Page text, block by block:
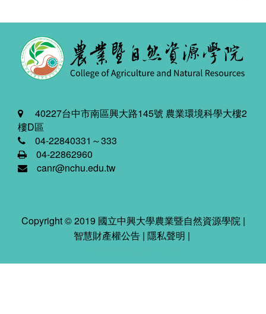
40227台中市南區興大路145號 農業環境科學大樓2
樓D區
04-22840331～333
04-22862960
canr@nchu.edu.tw
Copyright © 2019 國立中興大學農業暨自然資源學院 |
智慧財產權公告 | 隱私聲明 |